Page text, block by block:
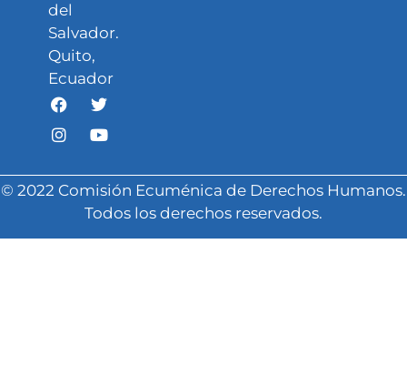
del
Salvador.
Quito,
Ecuador
© 2022 Comisión Ecuménica de Derechos Humanos.
Todos los derechos reservados.